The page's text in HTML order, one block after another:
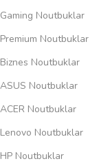
Gaming Noutbuklar
Premium Noutbuklar
Biznes Noutbuklar
ASUS Noutbuklar
ACER Noutbuklar
Lenovo Noutbuklar
HP Noutbuklar